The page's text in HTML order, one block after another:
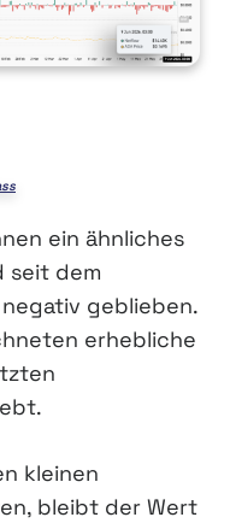
ein ähnliches
seit dem
geblieben.
erhebliche
kleinen
bleibt der Wert